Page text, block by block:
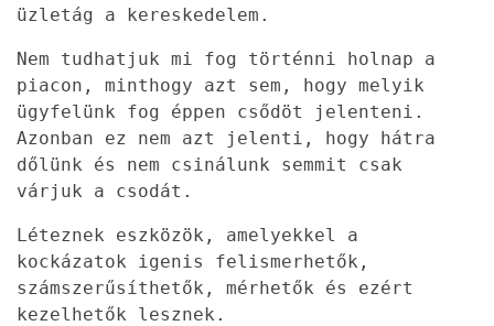
üzletág a kereskedelem.
Nem tudhatjuk mi fog történni holnap a
piacon, minthogy azt sem, hogy melyik
ügyfelünk fog éppen csődöt jelenteni.
Azonban ez nem azt jelenti, hogy hátra
dőlünk és nem csinálunk semmit csak
várjuk a csodát.
Léteznek eszközök, amelyekkel a
kockázatok igenis felismerhetők ,
számszerűsíthetők, mérhetők és ezért
kezelhetők lesznek.